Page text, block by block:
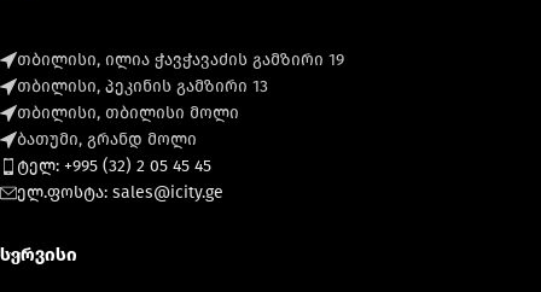
თბილისი, ილია ჭავჭავაძის გამზირი 19
თბილისი, პეკინის გამზირი 13
თბილისი, თბილისი მოლი
ბათუმი, გრანდ მოლი
ტელ: +995 (32) 2 05 45 45
ელ.ფოსტა: sales@icity.ge
სერვისი